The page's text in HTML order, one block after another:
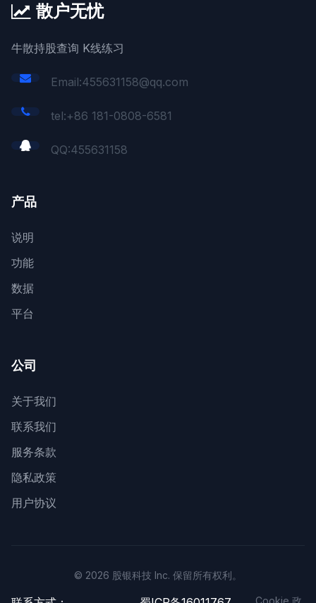
散户无忧
牛散持股查询 K线练习
Email:455631158@qq.com
tel:+86 181-0808-6581
QQ:455631158
产品
说明
功能
数据
平台
公司
关于我们
联系我们
服务条款
隐私政策
用户协议
© 2026 股银科技 Inc. 保留所有权利。
Cookie 政